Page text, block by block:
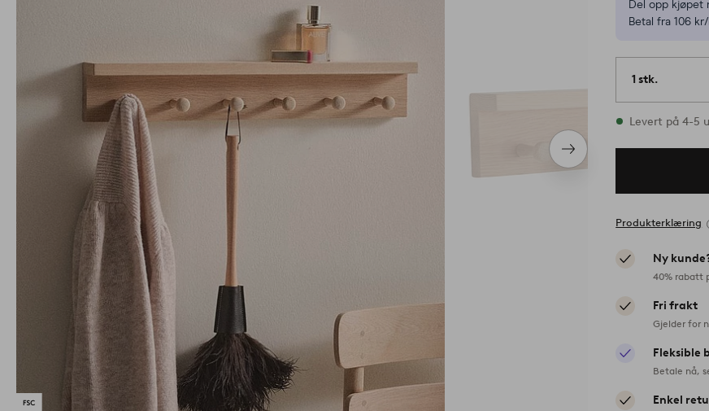
Neste
produkt
Del opp kjøpet
Betal fra 106
1 stk.
På lager
Levert på 4-5
Produkterklæring
Ny
40% rabatt
Fri frakt
Gjelder for
Fleksible
Betale nå,
Enkel